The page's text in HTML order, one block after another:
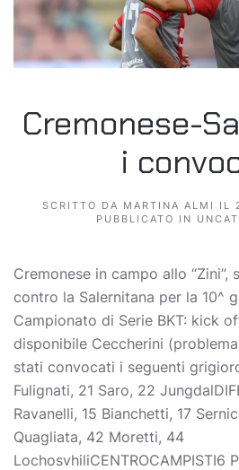
Cremonese-
i
SCRITTO DA MARTINA ALMI IL
PUBBLICATO IN
Cremonese in campo allo
contro la Salernitana per la 10^
Campionato di Serie BKT: kick
disponibile Ceccherini
stati convocati i seguenti
Fulignati, 21 Saro, 22
Ravanelli, 15 Bianchetti, 17
Quagliata, 42 Moretti, 44
LochosvhiliCENTROCAMPISTI6